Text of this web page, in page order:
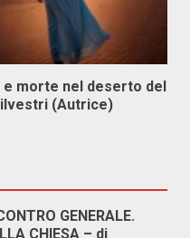
e morte nel deserto del
(Autrice)
GENERALE.
CHIESA – di